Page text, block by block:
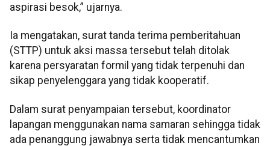
aspirasi besok,” ujarnya.
Ia mengatakan, surat tanda terima pemberitahuan
(STTP) untuk aksi massa tersebut telah ditolak
karena persyaratan formil yang tidak terpenuhi dan
sikap penyelenggara yang tidak kooperatif.
Dalam surat penyampaian tersebut, koordinator
lapangan menggunakan nama samaran sehingga tidak
ada penanggung jawabnya serta tidak mencantumkan